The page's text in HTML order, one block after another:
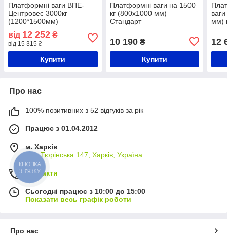
Платформні ваги ВПЕ-
Центровес 3000кг
(1200*1500мм)
від 12 252 ₴
від 15 315 ₴
Купити
Платформні ваги на 1500
кг (800х1000 мм)
Стандарт
10 190₴
Купити
мм)
12
Про нас
100% позитивних з 52 відгуків за рік
Працює з 01.04.2012
м. Харків
вул. Тюрінська 147, Харків, Україна
Контакти
Сьогодні працює з 10:00 до 15:00
Показати весь графік роботи
Про нас
КНОПКА
ЗВ'ЯЗКУ